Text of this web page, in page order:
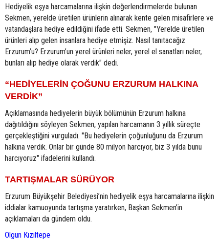
Hediyelik eşya harcamalarına ilişkin değerlendirmelerde bulunan
Sekmen, yerelde üretilen ürünlerin alınarak kente gelen misafirlere ve
vatandaşlara hediye edildiğini ifade etti. Sekmen, "Yerelde üretilen
ürünleri alıp gelen insanlara hediye etmişiz. Nasıl tanıtacağız
Erzurum’u? Erzurum’un yerel ürünleri neler, yerel el sanatları neler,
bunları alıp hediye olarak verdik" dedi.
“HEDİYELERİN ÇOĞUNU ERZURUM HALKINA
VERDİK”
Açıklamasında hediyelerin büyük bölümünün Erzurum halkına
dağıtıldığını söyleyen Sekmen, yapılan harcamanın 3 yıllık süreçte
gerçekleştiğini vurguladı. "Bu hediyelerin çoğunluğunu da Erzurum
halkına verdik. Onlar bir günde 80 milyon harcıyor, biz 3 yılda bunu
harcıyoruz" ifadelerini kullandı.
TARTIŞMALAR SÜRÜYOR
Erzurum Büyükşehir Belediyesi’nin hediyelik eşya harcamalarına ilişkin
iddialar kamuoyunda tartışma yaratırken, Başkan Sekmen’in
açıklamaları da gündem oldu.
Olgun Kızıltepe